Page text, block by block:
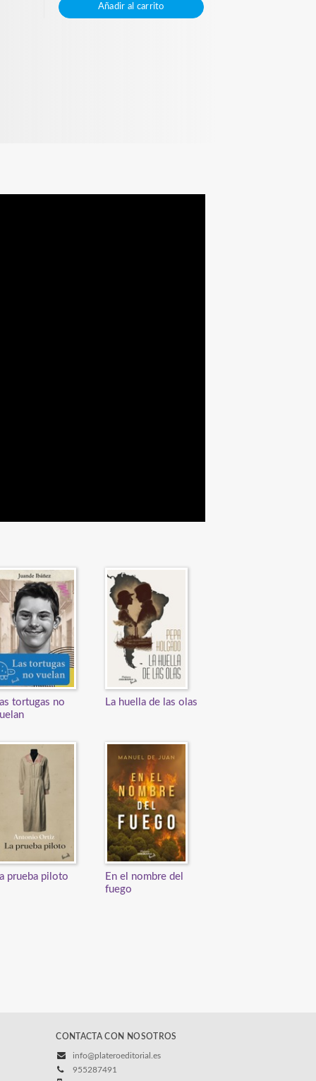
Añadir al carrito
tortugas no
La huella de las olas
prueba piloto
En el nombre del
fuego
CONTACTA CON NOSOTROS
info@plateroeditorial.es
955287491